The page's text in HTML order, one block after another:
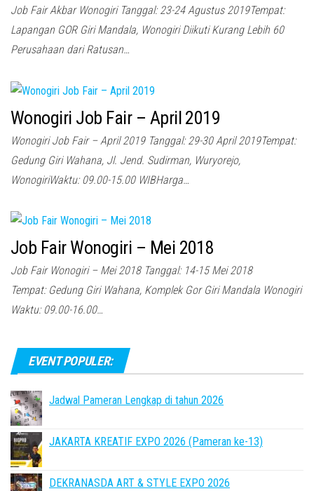
Job Fair Akbar Wonogiri Tanggal: 23-24 Agustus 2019Tempat:
Lapangan GOR Giri Mandala, Wonogiri Diikuti Kurang Lebih 60
Perusahaan dari Ratusan…
Wonogiri Job Fair – April 2019
Wonogiri Job Fair – April 2019 Tanggal: 29-30 April 2019Tempat:
Gedung Giri Wahana, Jl. Jend. Sudirman, Wuryorejo,
WonogiriWaktu: 09.00-15.00 WIBHarga…
Job Fair Wonogiri – Mei 2018
Job Fair Wonogiri – Mei 2018 Tanggal: 14-15 Mei 2018
Tempat: Gedung Giri Wahana, Komplek Gor Giri Mandala Wonogiri
Waktu: 09.00-16.00…
EVENT POPULER:
Jadwal Pameran Lengkap di tahun 2026
JAKARTA KREATIF EXPO 2026 (Pameran ke-13)
DEKRANASDA ART & STYLE EXPO 2026